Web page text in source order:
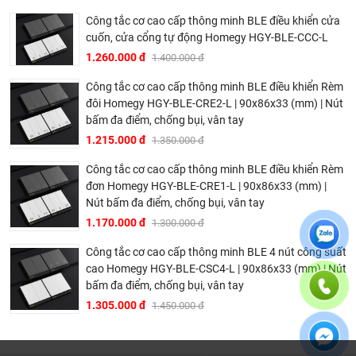
Công tắc cơ cao cấp thông minh BLE điều khiển cửa
cuốn, cửa cổng tự động Homegy HGY-BLE-CCC-L
1.260.000 đ 1.400.000 đ
Công tắc cơ cao cấp thông minh BLE điều khiển Rèm
đôi Homegy HGY-BLE-CRE2-L | 90x86x33 (mm) | Nút
bấm đa điểm, chống bụi, vân tay
1.215.000 đ 1.350.000 đ
Công tắc cơ cao cấp thông minh BLE điều khiển Rèm
đơn Homegy HGY-BLE-CRE1-L | 90x86x33 (mm) |
Nút bấm đa điểm, chống bụi, vân tay
1.170.000 đ 1.300.000 đ
Công tắc cơ cao cấp thông minh BLE 4 nút công suất
cao Homegy HGY-BLE-CSC4-L | 90x86x33 (mm) | Nút
bấm đa điểm, chống bụi, vân tay
1.305.000 đ 1.450.000 đ